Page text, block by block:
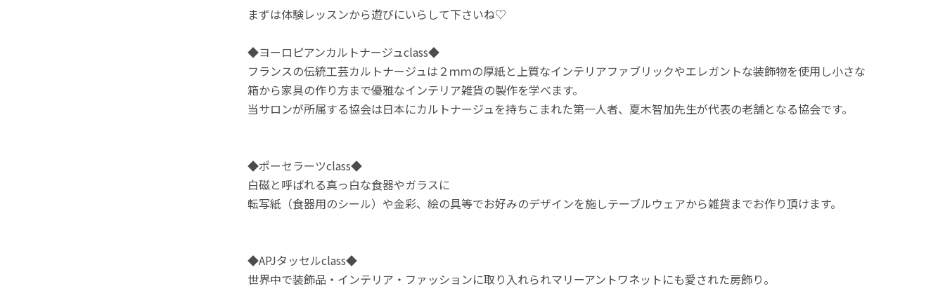
まずは体験レッスンから遊びにいらして下さいね♡
◆ヨーロピアンカルトナージュclass◆
フランスの伝統工芸カルトナージュは２ｍｍの厚紙と上質なインテリアファブリックやエレガントな装飾物を使用し小さな
箱から家具の作り方まで優雅なインテリア雑貨の製作を学べます。
当サロンが所属する協会は日本にカルトナージュを持ちこまれた第一人者、夏木智加先生が代表の老舗となる協会です。
◆ポーセラーツclass◆
白磁と呼ばれる真っ白な食器やガラスに
転写紙（食器用のシール）や金彩、絵の具等でお好みのデザインを施しテーブルウェアから雑貨までお作り頂けます。
◆APJタッセルclass◆
世界中で装飾品・インテリア・ファッションに取り入れられマリーアントワネットにも愛された房飾り。